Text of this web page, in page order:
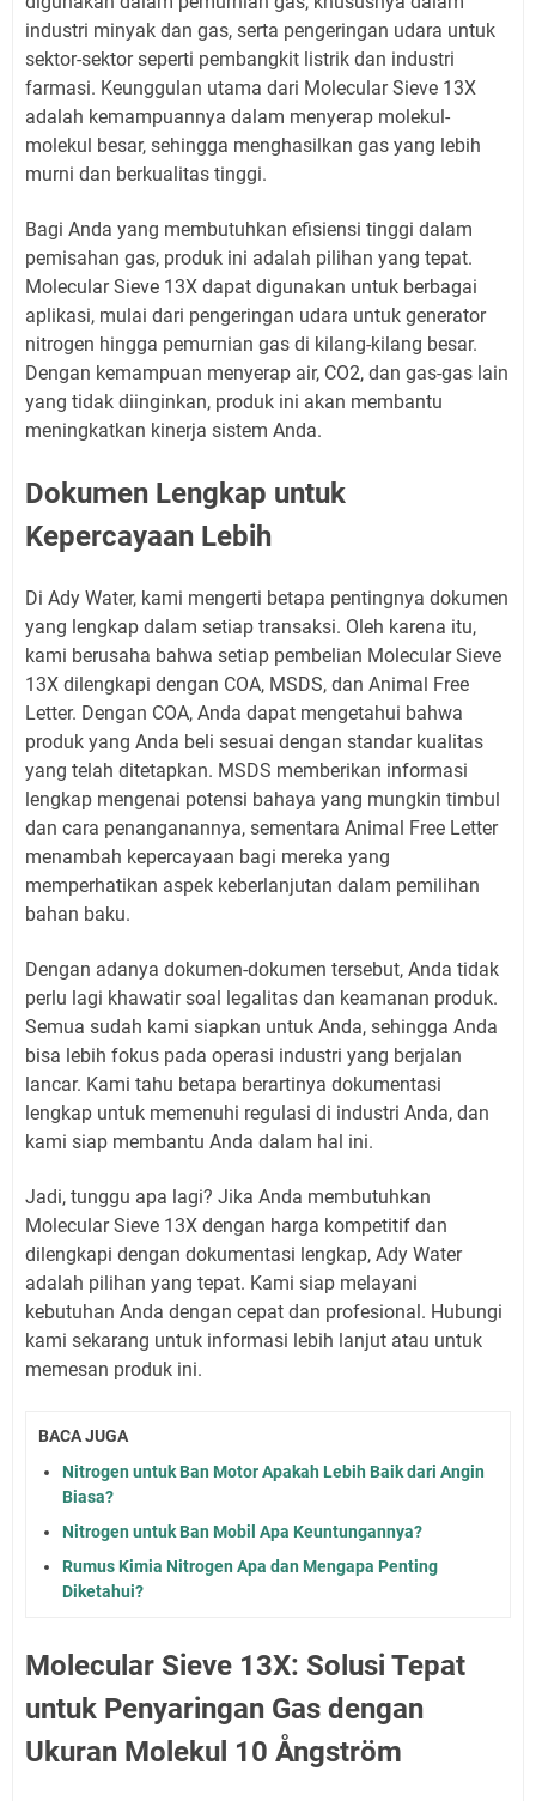
industri minyak dan gas, serta pengeringan udara untuk
sektor-sektor seperti pembangkit listrik dan industri
farmasi. Keunggulan utama dari Molecular Sieve 13X
adalah kemampuannya dalam menyerap molekul-
molekul besar, sehingga menghasilkan gas yang lebih
murni dan berkualitas tinggi.
Bagi Anda yang membutuhkan efisiensi tinggi dalam
pemisahan gas, produk ini adalah pilihan yang tepat.
Molecular Sieve 13X dapat digunakan untuk berbagai
aplikasi, mulai dari pengeringan udara untuk generator
nitrogen hingga pemurnian gas di kilang-kilang besar.
Dengan kemampuan menyerap air, CO2, dan gas-gas lain
yang tidak diinginkan, produk ini akan membantu
meningkatkan kinerja sistem Anda.
Dokumen Lengkap untuk
Kepercayaan Lebih
Di Ady Water, kami mengerti betapa pentingnya dokumen
yang lengkap dalam setiap transaksi. Oleh karena itu,
kami berusaha bahwa setiap pembelian Molecular Sieve
13X dilengkapi dengan COA, MSDS, dan Animal Free
Letter. Dengan COA, Anda dapat mengetahui bahwa
produk yang Anda beli sesuai dengan standar kualitas
yang telah ditetapkan. MSDS memberikan informasi
lengkap mengenai potensi bahaya yang mungkin timbul
dan cara penanganannya, sementara Animal Free Letter
menambah kepercayaan bagi mereka yang
memperhatikan aspek keberlanjutan dalam pemilihan
bahan baku.
Dengan adanya dokumen-dokumen tersebut, Anda tidak
perlu lagi khawatir soal legalitas dan keamanan produk.
Semua sudah kami siapkan untuk Anda, sehingga Anda
bisa lebih fokus pada operasi industri yang berjalan
lancar. Kami tahu betapa berartinya dokumentasi
lengkap untuk memenuhi regulasi di industri Anda, dan
kami siap membantu Anda dalam hal ini.
Jadi, tunggu apa lagi? Jika Anda membutuhkan
Molecular Sieve 13X dengan harga kompetitif dan
dilengkapi dengan dokumentasi lengkap, Ady Water
adalah pilihan yang tepat. Kami siap melayani
kebutuhan Anda dengan cepat dan profesional. Hubungi
kami sekarang untuk informasi lebih lanjut atau untuk
memesan produk ini.
BACA JUGA
Nitrogen untuk Ban Motor Apakah Lebih Baik dari Angin
Biasa?
Nitrogen untuk Ban Mobil Apa Keuntungannya?
Rumus Kimia Nitrogen Apa dan Mengapa Penting
Diketahui?
Molecular Sieve 13X: Solusi Tepat
untuk Penyaringan Gas dengan
Ukuran Molekul 10 Ångström